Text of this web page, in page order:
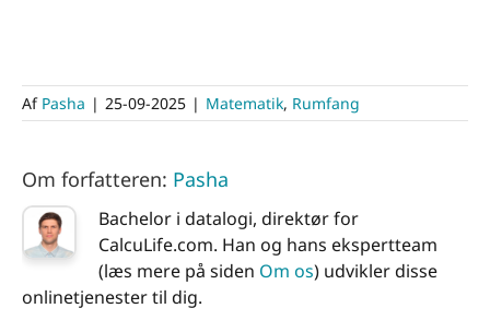
Af Pasha | 25-09-2025 | Matematik, Rumfang
Om forfatteren: Pasha
Bachelor i datalogi, direktør for
CalcuLife.com. Han og hans ekspertteam
(læs mere på siden Om os) udvikler disse
onlinetjenester til dig.